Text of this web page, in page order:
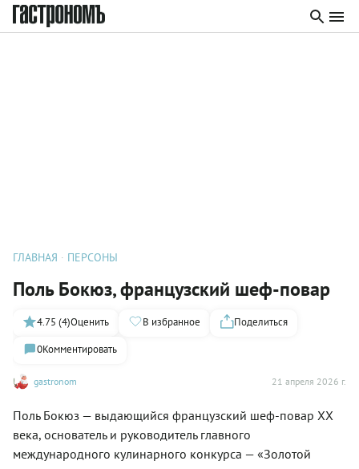
ГЛАВНАЯ ПЕРСОНЫ
Поль Бокюз, французский шеф-повар
gastronom 21 апреля 2026 г.
4.75 (4)Оценить В избранное
Поделиться
0Комментировать
Поль Бокюз — выдающийся французский шеф-повар XX
века, основатель и руководитель главного
международного кулинарного конкурса — «Золотой